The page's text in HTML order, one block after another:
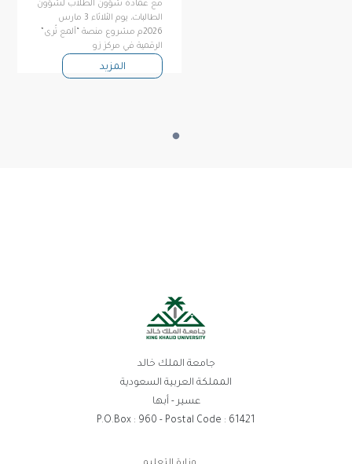
مع عمادة شؤون الطلاب لشؤون
الطالبات، يوم الثلاثاء 3 مارس
2026م مشروع منصة “ألمع تُرى”
الرقمية في مركز زو
المزيد
جامعة الملك خالد
المملكة العربية السعودية
عسير - أبها
P.O.Box : 960 - Postal Code : 61421